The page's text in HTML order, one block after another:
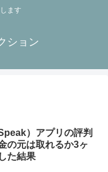
ます
ション
）アプリの評判
の元は取れるか3ヶ
た結果